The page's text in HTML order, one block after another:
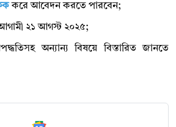
করে আবেদন করতে পারবেন;
২১ আগস্ট ২০২৫;
অন্যান্য বিষয়ে বিস্তারিত জানতে